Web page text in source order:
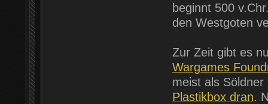
beginnt 500
den Westgoten
Zur Zeit gibt es
Wargames
meist als
Plastikbox dran.